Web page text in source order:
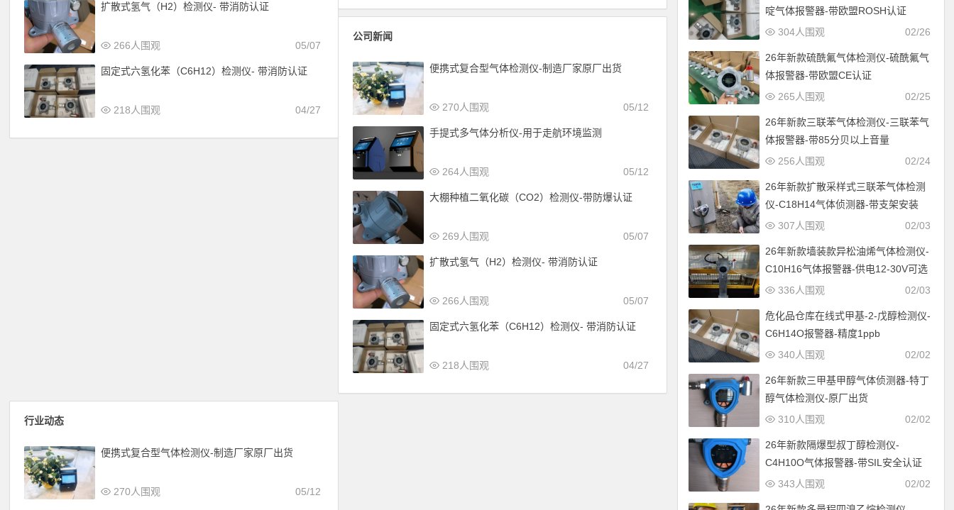
扩散式氢气（H2）检测仪- 带消防认证
05/07
266人围观
固定式六氢化苯（C6H12）检测仪- 带消防认证
04/27
218人围观
公司新闻
便携式复合型气体检测仪-制造厂家原厂出货
05/12
270人围观
手提式多气体分析仪-用于走航环境监测
05/12
264人围观
大棚种植二氧化碳（CO2）检测仪-带防爆认证
05/07
269人围观
扩散式氢气（H2）检测仪- 带消防认证
05/07
266人围观
固定式六氢化苯（C6H12）检测仪- 带消防认证
04/27
218人围观
行业动态
便携式复合型气体检测仪-制造厂家原厂出货
05/12
270人围观
啶气体报警器-带欧盟ROSH认证
02/26
304人围观
26年新款硫酰氟气体检测仪-硫酰氟气
体报警器-带欧盟CE认证
02/25
265人围观
26年新款三联苯气体检测仪-三联苯气
体报警器-带85分贝以上音量
02/24
256人围观
26年新款扩散采样式三联苯气体检测
仪-C18H14气体侦测器-带支架安装
02/03
307人围观
26年新款墙装款异松油烯气体检测仪-
C10H16气体报警器-供电12-30V可选
02/03
336人围观
危化品仓库在线式甲基-2-戊醇检测仪-
C6H14O报警器-精度1ppb
02/02
340人围观
26年新款三甲基甲醇气体侦测器-特丁
醇气体检测仪-原厂出货
02/02
310人围观
26年新款隔爆型叔丁醇检测仪-
C4H10O气体报警器-带SIL安全认证
02/02
343人围观